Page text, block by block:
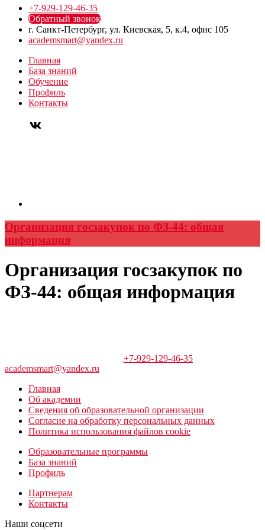
+7-929-129-46-35
Обратный звонок
г. Санкт-Петербург, ул. Киевская, 5, к.4, офис 105
academsmart@yandex.ru
Главная
База знаний
Обучение
Профиль
Контакты
Организация госзакупок по ФЗ-44: общая
информация
Организация госзакупок по
ФЗ-44: общая информация
+7-929-129-46-35
academsmart@yandex.ru
Главная
Об академии
Сведения об образовательной организации
Согласие на обработку персональных данных
Политика использования файлов cookie
Образовательные программы
База знаний
Профиль
Партнерам
Контакты
Наши соцсети